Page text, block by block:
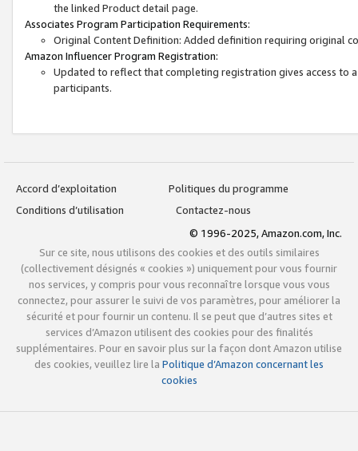
the linked Product detail page.
Associates Program Participation Requirements:
Original Content Definition: Added definition requiring original
Amazon Influencer Program Registration:
Updated to reflect that completing registration gives access to
participants.
Accord d’exploitation
Politiques du programme
Conditions d’utilisation
Contactez-nous
© 1996-2025, Amazon.com, Inc.
Sur ce site, nous utilisons des cookies et des outils similaires
(collectivement désignés « cookies ») uniquement pour vous fournir
nos services, y compris pour vous reconnaître lorsque vous vous
connectez, pour assurer le suivi de vos paramètres, pour améliorer la
sécurité et pour fournir un contenu. Il se peut que d’autres sites et
services d’Amazon utilisent des cookies pour des finalités
supplémentaires. Pour en savoir plus sur la façon dont Amazon utilise
des cookies, veuillez lire la Politique d’Amazon concernant les
cookies